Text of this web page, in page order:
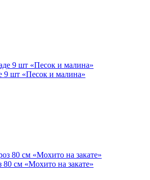
9 шт «Песок и малина»
80 см «Мохито на закате»